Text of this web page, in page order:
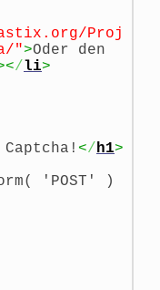
Proj
">Oder den
/li>
</h1>
'POST' )